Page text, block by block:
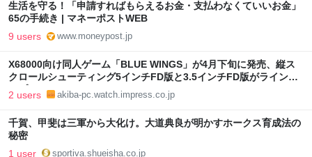
生活を守る！「申請すればもらえるお金・支払わなくていいお金」
65の手続き | マネーポストWEB
9 users www.moneypost.jp
X68000向け同人ゲーム「BLUE WINGS」が4月下旬に発売、縦ス
クロールシューティング5インチFD版と3.5インチFD版がラインア
ップ
2 users akiba-pc.watch.impress.co.jp
千賀、甲斐は三軍から大化け。大道典良が明かすホークス育成法の
秘密
1 user sportiva.shueisha.co.jp